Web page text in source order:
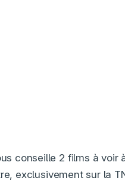
conseille 2 films à voir
exclusivement sur la